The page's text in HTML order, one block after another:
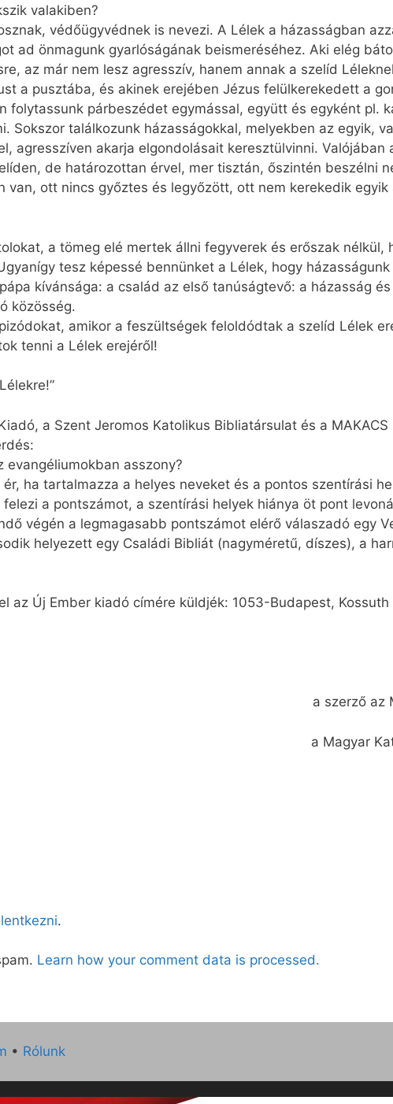
valakiben?
védőügyvédnek is nevezi. A Lélek a házasságban
ad önmagunk gyarlóságának beismeréséhez. Aki elég
az már nem lesz agresszív, hanem annak a szelíd
a pusztába, és akinek erejében Jézus felülkerekedett a
folytassunk párbeszédet egymással, együtt és egyként pl.
Sokszor találkozunk házasságokkal, melyekben az egyik,
agresszíven akarja elgondolásait keresztülvinni. Valójában
de határozottan érvel, mer tisztán, őszintén beszélni
van, ott nincs győztes és legyőzött, ott nem kerekedik
a tömeg elé mertek állni fegyverek és erőszak nélkül,
tesz képessé bennünket a Lélek, hogy
kívánsága: a család az első tanúságtevő: a házasság
közösség.
amikor a feszültségek feloldódtak a szelíd Lélek
tenni a Lélek erejéről!
a Szent Jeromos Katolikus Bibliatársulat és a
asszony?
ha tartalmazza a helyes neveket és a pontos szentírási
a pontszámot, a szentírási helyek hiánya öt pont
végén a legmagasabb pontszámot elérő válaszadó egy
helyezett egy Családi Bibliát (nagyméretű, díszes), a
az Új Ember kiadó címére küldjék: 1053-Budapest,
a szerző az
a Magyar
.
Learn how your comment data is processed.
• Rólunk